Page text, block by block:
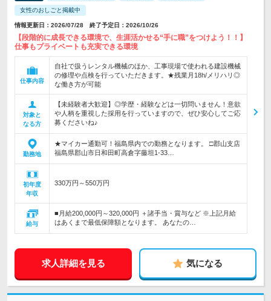
女性のおしごと掲載中
情報更新日：2026/07/28 終了予定日：2026/10/26
【段階的に成長できる環境で、生涯活かせる“手に職”をつけよう！！】
仕事もプライベートも充実できる環境
仕事内容
自社で扱うレンタル機械のほか、工事現場で使われる建設機械
の修理や点検を行っていただきます。★残業月18h/メリハリ◎
な働き方が可能
対象と
なる方
【未経験者大歓迎】◎学歴・経験などは一切問いません！意欲
や人柄を重視した採用を行っていますので、ぜひ安心してご応
募くださいね♪
勤務地
★マイカー通勤可！福島県内での勤務となります。 □郡山支店
福島県郡山市日和田町高倉字藤坦1-33…
初年度
年収
330万円～550万円
給与
■月給200,000円～320,000円 ＋諸手当・賞与など ※上記月給
はあくまで最低保障額となります。 あなたの…
求人詳細を見る 気になる